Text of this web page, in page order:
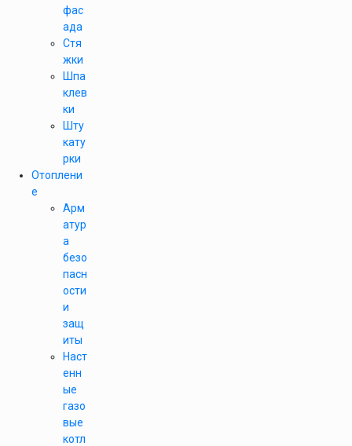
фас
ада
Стя
жки
Шпа
клев
ки
Шту
кату
рки
Отоплени
е
Арм
атур
а
безо
пасн
ости
и
защ
иты
Наст
енн
ые
газо
вые
котл